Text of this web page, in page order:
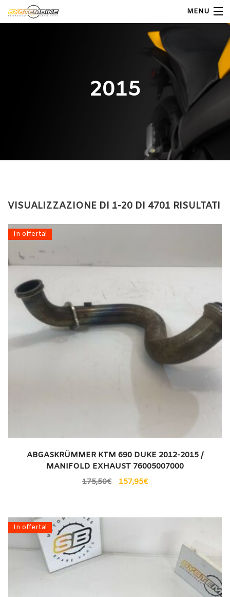
MENU
2015
VISUALIZZAZIONE DI 1-20 DI 4701 RISULTATI
In offerta!
ABGASKRÜMMER KTM 690 DUKE 2012-2015 /
MANIFOLD EXHAUST 76005007000
175,50€ 157,95€
In offerta!